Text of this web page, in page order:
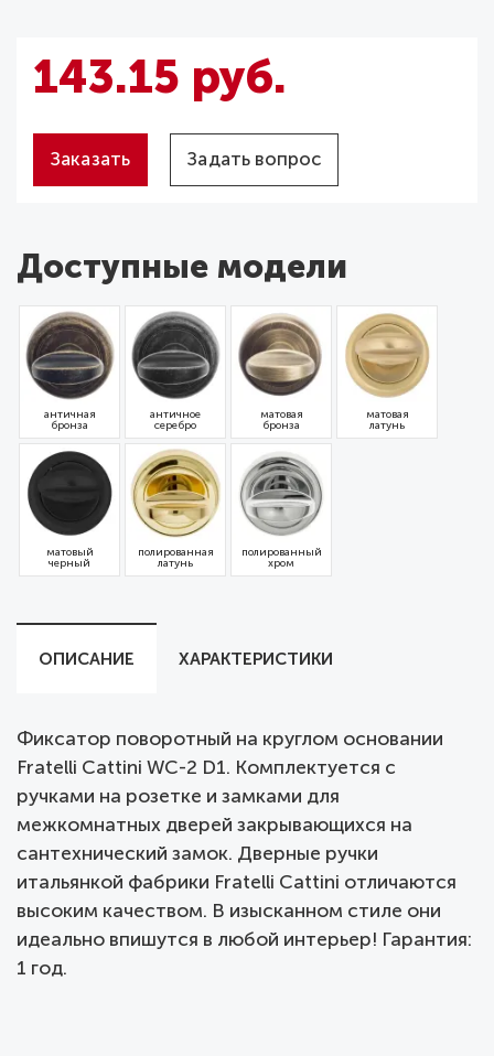
143.15 руб.
Заказать Задать вопрос
Доступные модели
античная
бронза
античное
серебро
матовая
бронза
матовая
латунь
матовый
черный
полированная
латунь
полированный
хром
ОПИСАНИЕ ХАРАКТЕРИСТИКИ
Фиксатор поворотный на круглом основании
Fratelli Cattini WC-2 D1. Комплектуется c
ручками на розетке и замками для
межкомнатных дверей закрывающихся на
сантехнический замок. Дверные ручки
итальянкой фабрики Fratelli Cattini отличаются
высоким качеством. В изысканном стиле они
идеально впишутся в любой интерьер! Гарантия:
1 год.